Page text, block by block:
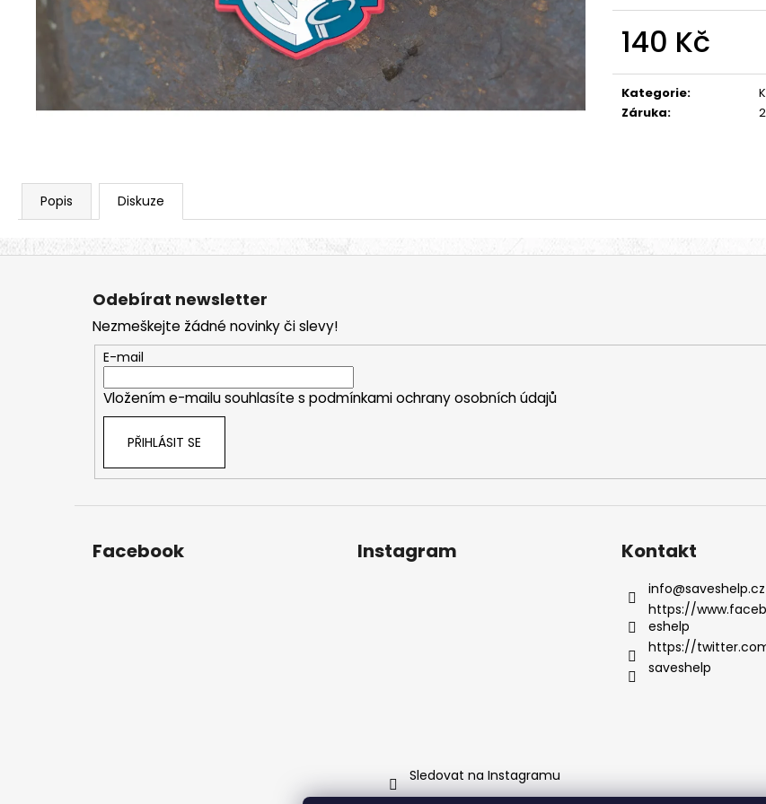
140 Kč
cena:
Kategorie:
Záruka:
Popis Diskuze
590 Kč
590 Kč
590 Kč
Z
Odebírat newsletter
Nezmeškejte žádné novinky či slevy!
E-mail
Vložením e-mailu souhlasíte s podmínkami ochrany osobních údajů
PŘIHLÁSIT SE
Facebook Instagram
Sledovat na Instagramu
Kontakt
info@saveshelp.cz
https://
eshelp
https://
saveshelp